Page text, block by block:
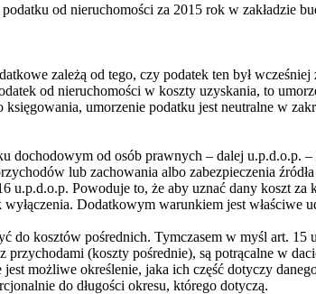
od nieruchomości za 2015 rok w zakładzie
zależą od tego, czy podatek ten był
od nieruchomości w koszty uzyskania, to
umorzenie podatku jest neutralne w
dochodowym od osób prawnych – dalej u.p.d.o.p. –
lub zachowania albo zabezpieczenia
Powoduje to, że aby uznać dany koszt za
Dodatkowym warunkiem jest właściwe
do kosztów pośrednich. Tymczasem w myśl art. 15
(koszty pośrednie), są potrącalne w
możliwe określenie, jaka ich część dotyczy
do długości okresu, którego dotyczą.